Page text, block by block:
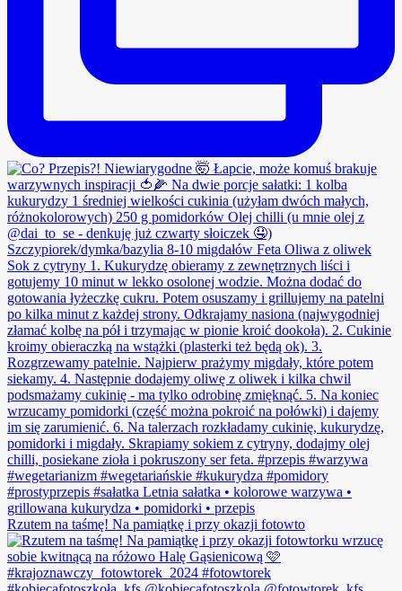
Rzutem na taśmę! Na pamiątkę i przy okazji fotowto